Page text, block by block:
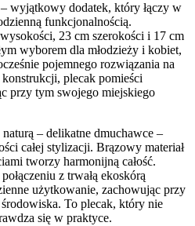
wyjątkowy dodatek, który łączy w
funkcjonalnością.
23 cm szerokości i 17 cm
wyborem dla młodzieży i kobiet,
pojemnego rozwiązania na
plecak pomieści
przy tym swojego miejskiego
– delikatne dmuchawce –
całej stylizacji. Brązowy materiał
tworzy harmonijną całość.
z trwałą ekoskórą
użytkowanie, zachowując przy
To plecak, który nie
się w praktyce.